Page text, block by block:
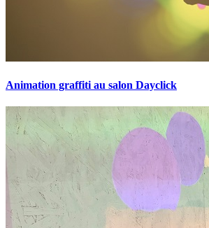
Animation graffiti au salon Dayclick